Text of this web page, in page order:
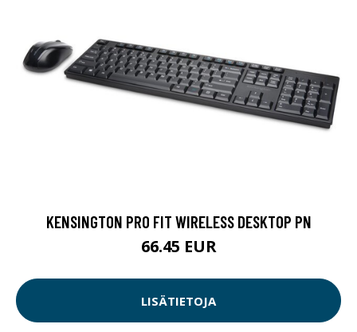
KENSINGTON PRO FIT WIRELESS DESKTOP PN
66.45 EUR
LISÄTIETOJA